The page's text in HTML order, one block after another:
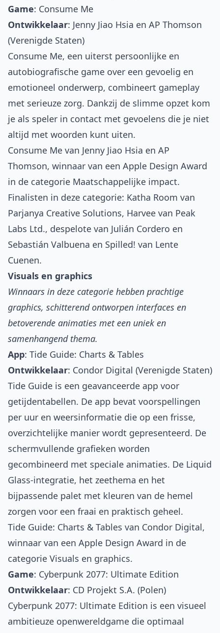
Game: Consume Me
Ontwikkelaar: Jenny Jiao Hsia en AP Thomson
(Verenigde Staten)
Consume Me, een uiterst persoonlijke en
autobiografische game over een gevoelig en
emotioneel onderwerp, combineert gameplay
met serieuze zorg. Dankzij de slimme opzet kom
je als speler in contact met gevoelens die je niet
altijd met woorden kunt uiten.
Consume Me van Jenny Jiao Hsia en AP
Thomson, winnaar van een Apple Design Award
in de categorie Maatschappelijke impact.
Finalisten in deze categorie: Katha Room van
Parjanya Creative Solutions, Harvee van Peak
Labs Ltd., despelote van Julián Cordero en
Sebastián Valbuena en Spilled! van Lente
Cuenen.
Visuals en graphics
Winnaars in deze categorie hebben prachtige
graphics, schitterend ontworpen interfaces en
betoverende animaties met een uniek en
samenhangend thema.
App: Tide Guide: Charts & Tables
Ontwikkelaar: Condor Digital (Verenigde Staten)
Tide Guide is een geavanceerde app voor
getijdentabellen. De app bevat voorspellingen
per uur en weersinformatie die op een frisse,
overzichtelijke manier wordt gepresenteerd. De
schermvullende grafieken worden
gecombineerd met speciale animaties. De Liquid
Glass-integratie, het zeethema en het
bijpassende palet met kleuren van de hemel
zorgen voor een fraai en praktisch geheel.
Tide Guide: Charts & Tables van Condor Digital,
winnaar van een Apple Design Award in de
categorie Visuals en graphics.
Game: Cyberpunk 2077: Ultimate Edition
Ontwikkelaar: CD Projekt S.A. (Polen)
Cyberpunk 2077: Ultimate Edition is een visueel
ambitieuze openwereldgame die optimaal